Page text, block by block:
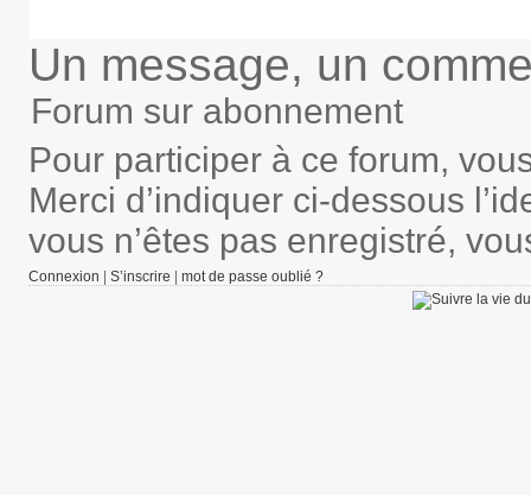
Un message, un
Forum sur abonnement
Pour participer à ce forum,
Merci d’indiquer ci-dessous
vous n’êtes pas enregistré,
Connexion | S’inscrire | mot de passe oublié ?